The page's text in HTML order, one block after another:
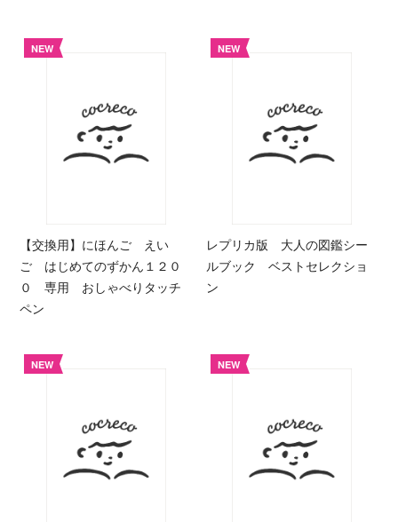
NEW
【交換用】にほんご えい
ご はじめてのずかん１２０
０ 専用 おしゃべりタッチ
ペン
NEW
レプリカ版 大人の図鑑シー
ルブック ベストセレクショ
ン
NEW NEW